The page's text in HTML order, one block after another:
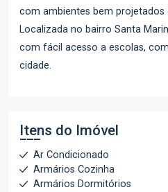
com ambientes bem projetados
Localizada no bairro Santa
com fácil acesso a escolas,
cidade.
Itens do Imóvel
Ar Condicionado
Armários Cozinha
Armários Dormitórios